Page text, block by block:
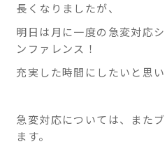
長くなりましたが、
明日は月に一度の急変対応
ンファレンス！
充実した時間にしたいと思い
急変対応については、また
ます。